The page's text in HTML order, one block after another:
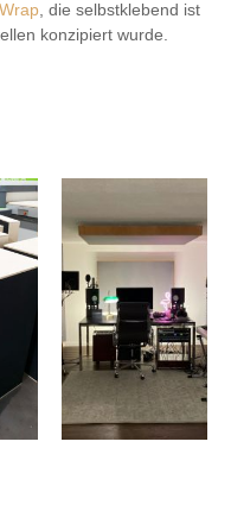
, die selbstklebend ist
konzipiert wurde.